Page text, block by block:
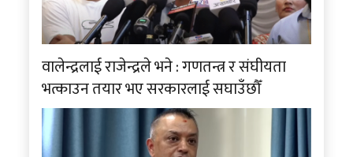
वालेन्द्रलाई राजेन्द्रले भने : गणतन्त्र र संघीयता
भत्काउन तयार भए सरकारलाई सघाउँछौँ